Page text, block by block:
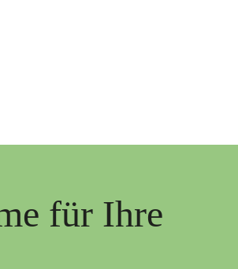
für Ihre